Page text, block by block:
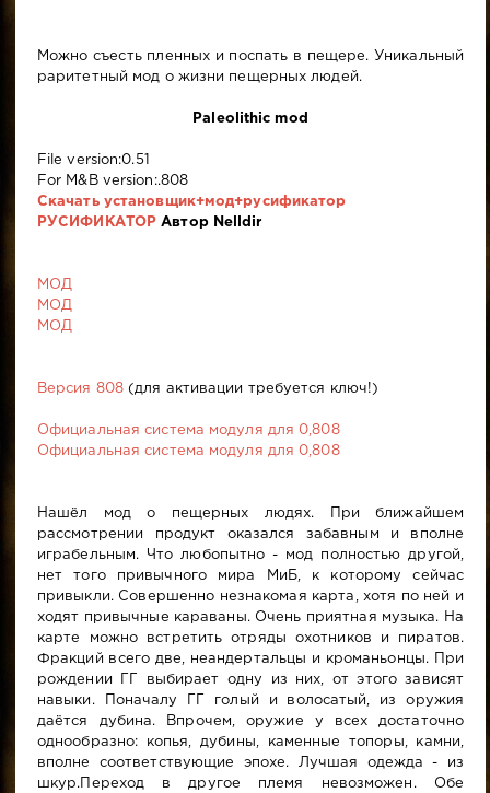
Можно съесть пленных и поспать в пещере. Уникальный
раритетный мод о жизни пещерных людей.
Paleolithic mod
File version:0.51
For M&B version:.808
Скачать установщик+мод+русификатор
РУСИФИКАТОР Автор Nelldir
МОД
МОД
МОД
Версия 808 (для активации требуется ключ!)
Официальная система модуля для 0,808
Официальная система модуля для 0,808
Нашёл мод о пещерных людях. При ближайшем
рассмотрении продукт оказался забавным и вполне
играбельным. Что любопытно - мод полностью другой,
нет того привычного мира МиБ, к которому сейчас
привыкли. Совершенно незнакомая карта, хотя по ней и
ходят привычные караваны. Очень приятная музыка. На
карте можно встретить отряды охотников и пиратов.
Фракций всего две, неандертальцы и кроманьонцы. При
рождении ГГ выбирает одну из них, от этого зависят
навыки. Поначалу ГГ голый и волосатый, из оружия
даётся дубина. Впрочем, оружие у всех достаточно
однообразно: копья, дубины, каменные топоры, камни,
вполне соответствующие эпохе. Лучшая одежда - из
шкур.Переход в другое племя невозможен. Обе